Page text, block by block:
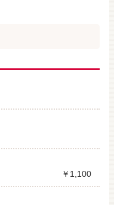
￥1,100